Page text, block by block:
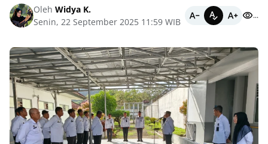
Oleh Widya K.
Senin, 22 September 2025 11:59 WIB
...